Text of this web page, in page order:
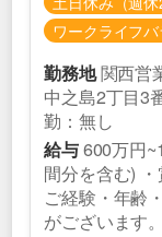
ワークライフ
勤務地関西営
中之島2丁目3
勤：無し
給与600万円
間分を含む)
ご経験・年齢
がございます。